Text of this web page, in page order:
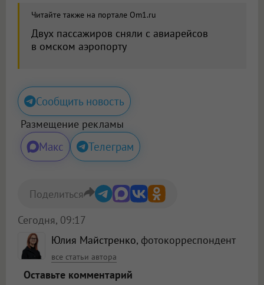
Читайте также на портале Om1.ru
Двух пассажиров сняли с авиарейсов
в омском аэропорту
Сообщить новость
Размещение рекламы
Макс Телеграм
Юлия Майстренко, фотокорреспондент
все статьи автора
Сегодня, 09:17
Поделиться
Оставьте комментарий